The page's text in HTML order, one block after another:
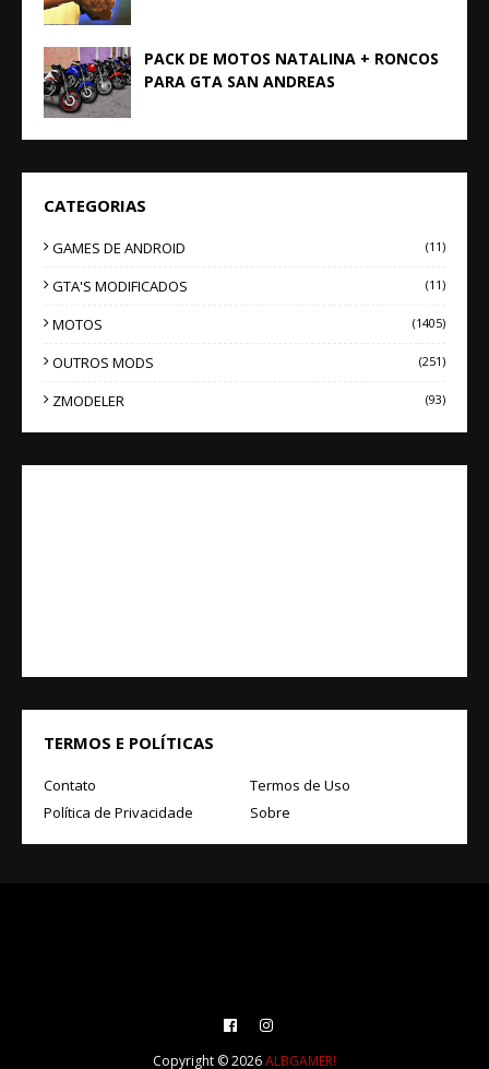
PACK DE MOTOS NATALINA + RONCOS
PARA GTA SAN ANDREAS
CATEGORIAS
GAMES DE ANDROID (11)
GTA'S MODIFICADOS (11)
MOTOS (1405)
OUTROS MODS (251)
ZMODELER (93)
TERMOS E POLÍTICAS
Contato
Termos de Uso
Política de Privacidade
Sobre
Copyright ©2026ALBGAMER!